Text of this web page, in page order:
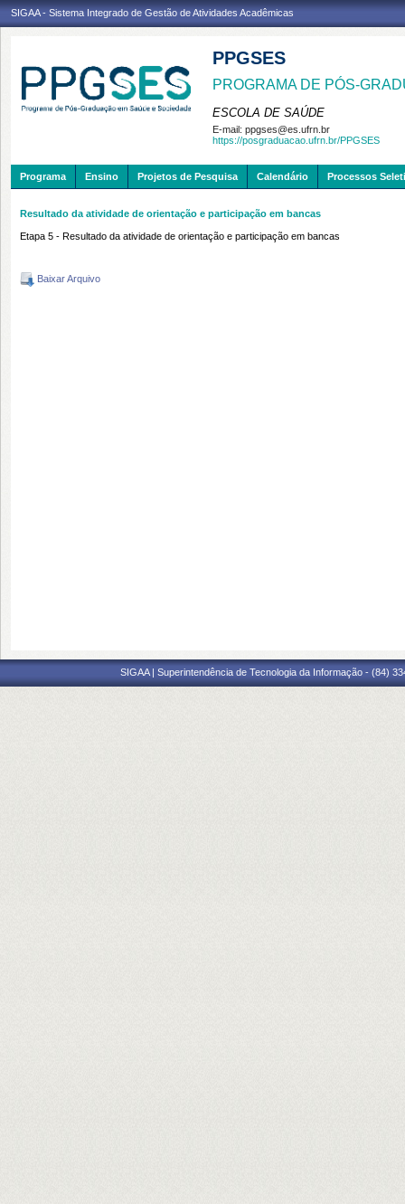
SIGAA - Sistema Integrado de Gestão de Atividades Acadêmicas
PPGSES
PROGRAMA DE PÓS-
ESCOLA DE SAÚDE
E-mail: ppgses@es.ufrn.br
https://posgraduacao.ufrn.br/PPGSES
Programa Ensino Projetos de Pesquisa Calendário Processos
Resultado da atividade de orientação e participação em bancas
Etapa 5 - Resultado da atividade de orientação e participação em bancas
Baixar Arquivo
SIGAA | Superintendência de Tecnologia da Informação - (84)